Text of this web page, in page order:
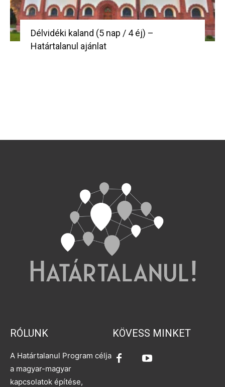
Délvidéki kaland (5 nap / 4 éj) –
Határtalanul ajánlat
RÓLUNK
A Határtalanul Program célja
a magyar-magyar
kapcsolatok építése,
KÖVESS MINKET